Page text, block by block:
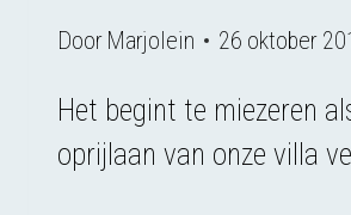
Door Marjolein 26 oktober
Het begint te miezeren
oprijlaan van onze villa